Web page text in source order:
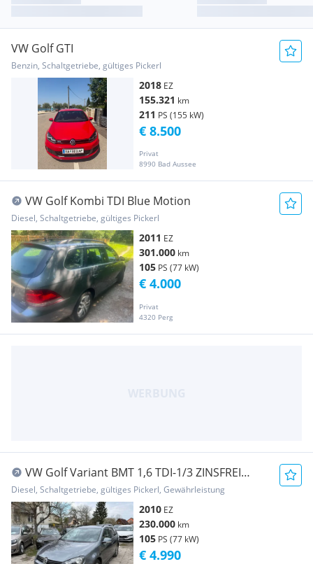
VW Golf GTI
Benzin, Schaltgetriebe, gültiges Pickerl
2018 EZ
155.321 km
211 PS (155 kW)
Privat
8990 Bad Aussee
€ 8.500
VW Golf Kombi TDI Blue Motion
Diesel, Schaltgetriebe, gültiges Pickerl
2011 EZ
301.000 km
105 PS (77 kW)
Privat
4320 Perg
€ 4.000
VW Golf Variant BMT 1,6 TDI-1/3 ZINSFREI
FINANZIERUNG
Diesel, Schaltgetriebe, gültiges Pickerl, Gewährleistung
2010 EZ
230.000 km
105 PS (77 kW)
€ 4.990